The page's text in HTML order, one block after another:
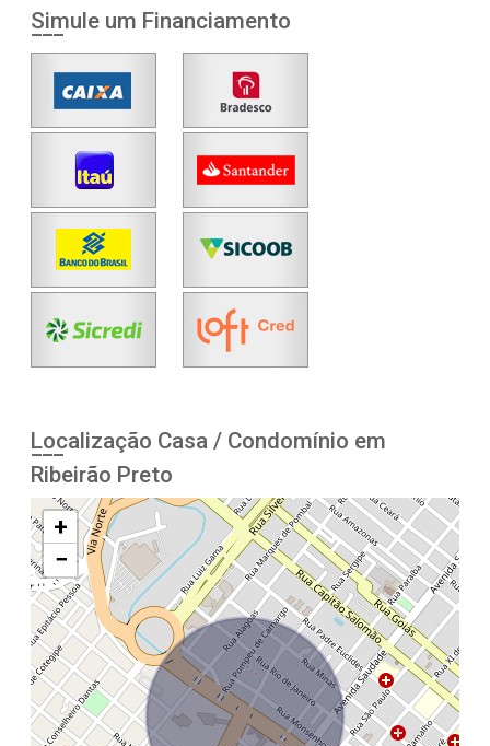
Simule um Financiamento
Localização Casa / Condomínio em
Ribeirão Preto
+
−